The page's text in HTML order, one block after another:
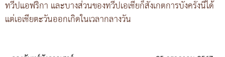
ทวีปแอฟริกา และบางส่วนของทวีปเอเชียก็สังเกตการบังครั้งนี้ได้
แต่เอเชียตะวันออกเกิดในเวลากลางวัน